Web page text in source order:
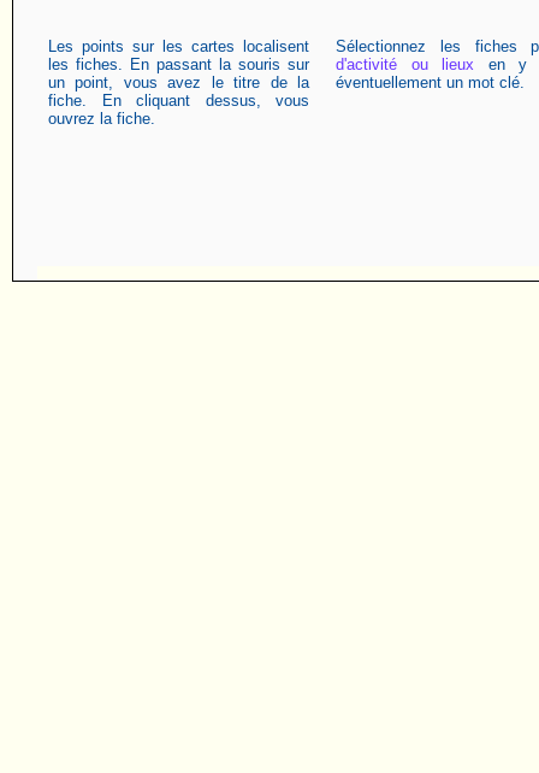
Les points sur les cartes localisent
les fiches. En passant la souris sur
un point, vous avez le titre de la
fiche. En cliquant dessus, vous
ouvrez la fiche.
Sélectionnez les fiches
d'activité ou lieux en y
éventuellement un mot clé.